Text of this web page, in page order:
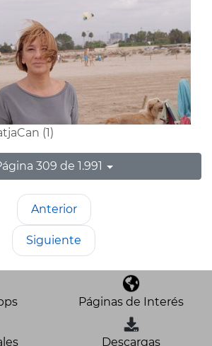
(1)
309 de 1.991
Anterior
Siguiente
Páginas de Interés
Descargas